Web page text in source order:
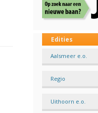
Edities
Aalsmeer e.o.
Regio
Uithoorn e.o.